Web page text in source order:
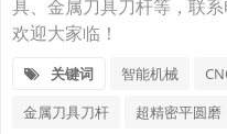
具、金属刀具刀杆等，联
欢迎大家临！
关键词 智能机械
金属刀具刀杆
超精密平圆磨